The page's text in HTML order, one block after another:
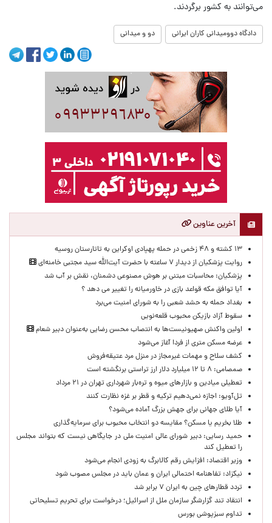
می‌توانند به کشور برگردند.
دادگاه دوومیدانی کاران ایرانی دو و میدانی
آخرین عناوین
۱۳ کشته و ۴۸ زخمی در حمله پهپادی اوکراین به تاتارستان روسیه
روایت پزشکیان از دیدار ۷ ساعته با حضرت آیت‌الله سید مجتبی خامنه‌ای
پزشکیان: محاسبات مبتنی بر هوش مصنوعی دشمنان، نقش بر آب شد
آیا توافق مکه قواعد بازی در خاورمیانه را تغییر می دهد ؟
بغداد حمله به حشد شعبی را به شورای امنیت می‌برد
سقوط آزاد بازیکن محبوب قلعه‌نویی
اولین واکنش صهیونیست‌ها به انتصاب محسن رضایی به‌عنوان دبیر شعام
عرضه مسکن متری از فردا آغاز می‌شود
کشف سلاح و مهمات غیرمجاز در منزل مرد عتیقه‌فروش
صمصامی: ۸ تا ۱۲ میلیارد دلار ارز تراستی برنگشته است
تعطیلی میادین و بازارهای میوه و تره‌بار شهرداری تهران در ۲۱ مرداد
تل‌آویو: اجازه نمی‌دهیم ترکیه و قطر بر غزه نظارت کنند
آیا طلای جهانی برای جهش بزرگ آماده می‌شود؟
طلا بخریم یا مسکن؟ مقایسه دو انتخاب محبوب برای سرمایه‌گذاری
حمید رسایی: دبیر شورای عالی امنیت ملی در جایگاهی نیست که بتواند مجلس
را تعطیل کند
وزیر اقتصاد: افزایش رقم کالابرگ به زودی انجام می‌شود
نیکزاد: تفاهنامه احتمالی ایران و عمان باید در مجلس مصوب شود
تردد قطارهای چین به ایران ۷ برابر شد
انتقاد تند گزارشگر سازمان ملل از اسرائیل؛ درخواست برای تحریم تسلیحاتی
تداوم سبزپوشی بورس